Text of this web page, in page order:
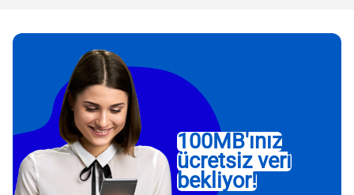
100MB'ınız
ücretsiz veri
bekliyor!